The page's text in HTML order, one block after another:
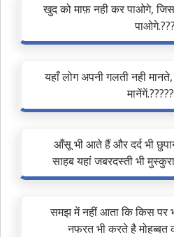
खुद को माफ़ नही कर पाओगे, जिस
यहाँ लोग अपनी गलती नही
आँसू भी आते हैं और दर्द भी
साहब यहां जबरदस्ती भी
समझ में नहीं आता कि किस पर
नफरत भी करते है मोहब्बत